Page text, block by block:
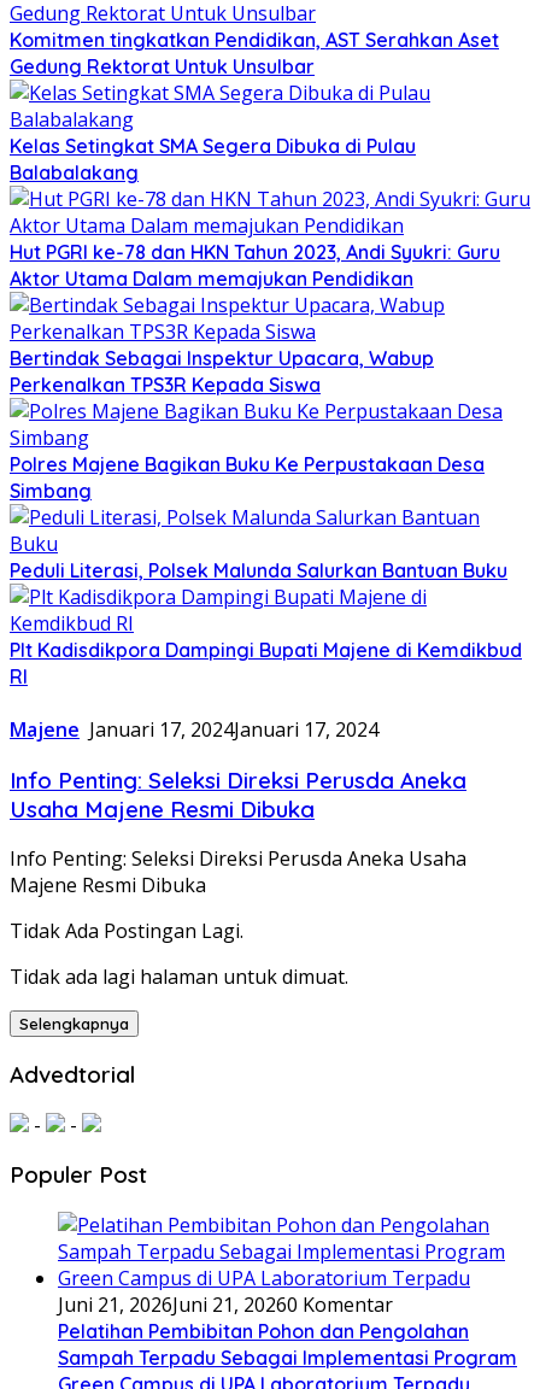
Komitmen tingkatkan Pendidikan, AST Serahkan Aset
Gedung Rektorat Untuk Unsulbar
Kelas Setingkat SMA Segera Dibuka di Pulau
Balabalakang
Hut PGRI ke-78 dan HKN Tahun 2023, Andi Syukri: Guru
Aktor Utama Dalam memajukan Pendidikan
Bertindak Sebagai Inspektur Upacara, Wabup
Perkenalkan TPS3R Kepada Siswa
Polres Majene Bagikan Buku Ke Perpustakaan Desa
Simbang
Peduli Literasi, Polsek Malunda Salurkan Bantuan Buku
Plt Kadisdikpora Dampingi Bupati Majene di Kemdikbud
RI
Majene Januari 17, 2024Januari 17, 2024
Info Penting: Seleksi Direksi Perusda Aneka
Usaha Majene Resmi Dibuka
Info Penting: Seleksi Direksi Perusda Aneka Usaha
Majene Resmi Dibuka
Tidak Ada Postingan Lagi.
Tidak ada lagi halaman untuk dimuat.
Selengkapnya
Advedtorial
- -
Populer Post
Juni 21, 2026Juni 21, 20260 Komentar
Pelatihan Pembibitan Pohon dan Pengolahan
Sampah Terpadu Sebagai Implementasi Program